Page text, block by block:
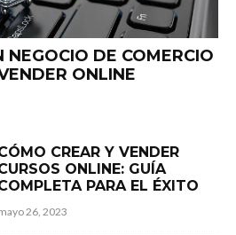
NEGOCIO DE COMERCIO
ONLINE
CREAR Y VENDER
ONLINE: GUÍA
PARA EL ÉXITO
26, 2023